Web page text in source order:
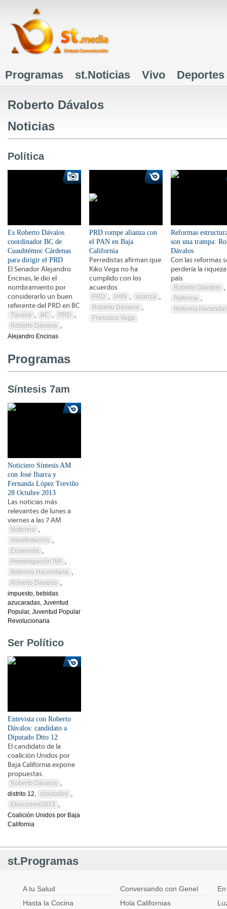
Menú principal
Programas st.Noticias Vivo Deportes
Roberto Dávalos
Noticias
Política
Es Roberto Dávalos
coordinador BC de
Cuauhtémoc Cárdenas
para dirigir el PRD
El Senador Alejandro
Encinas, le dio el
nombramiento por
considerarlo un buen
referente del PRD en BC
Tijuana , BC , PRD ,
Roberto Dávalos ,
Alejandro Encinas
PRD rompe alianza con
el PAN en Baja
California
Perredistas afirman que
Kiko Vega no ha
cumplido con los
acuerdos
PRD , PAN , alianza ,
Roberto Dávalos ,
Francisco Vega
Reformas
son una trampa:
Dávalos
Con las reformas
perdería la
país
Roberto Dávalos ,
Reforma ,
Reforma
Programas
Síntesis 7am
Noticiero Síntesis AM
con José Ibarra y
Fernanda López Treviño
28 Octubre 2013
Las noticias más
relevantes de lunes a
viernes a las 7 AM
Noticiero ,
manifestacion ,
Ensenada ,
Homologación IVA ,
Reforma Hacendaria ,
Roberto Dávalos ,
impuesto, bebidas
azucaradas, Juventud
Popular, Juventud Popular
Revolucionaria
Ser Político
Entevista con Roberto
Dávalos: candidato a
Diputado Dtto 12
El candidato de la
coalición Unidos por
Baja California expone
propuestas.
Roberto Dávalos ,
distrito 12,
diputados ,
Elecciones2013 ,
Coalición Unidos por Baja
California
st.Programas
A tu Salud Conversando con Genel
Hasta la Cocina
Hola Californias